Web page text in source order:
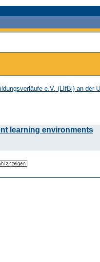
e.V. (LIfBi) an der
learning environments